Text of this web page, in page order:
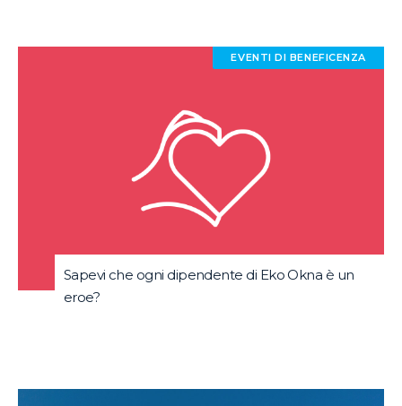
Sapevi che ogni dipendente di Eko Okna è un
eroe?
EVENTI DI BENEFICENZA